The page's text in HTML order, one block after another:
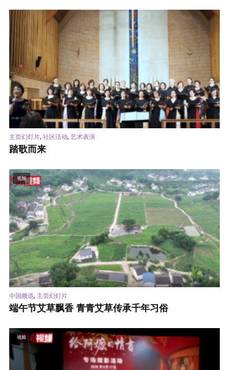
主页幻灯片, 社区活动, 艺术表演
踏歌而来
视频
中国频道, 主页幻灯片
端午节艾草飘香 青青艾草传承千年习俗
视频